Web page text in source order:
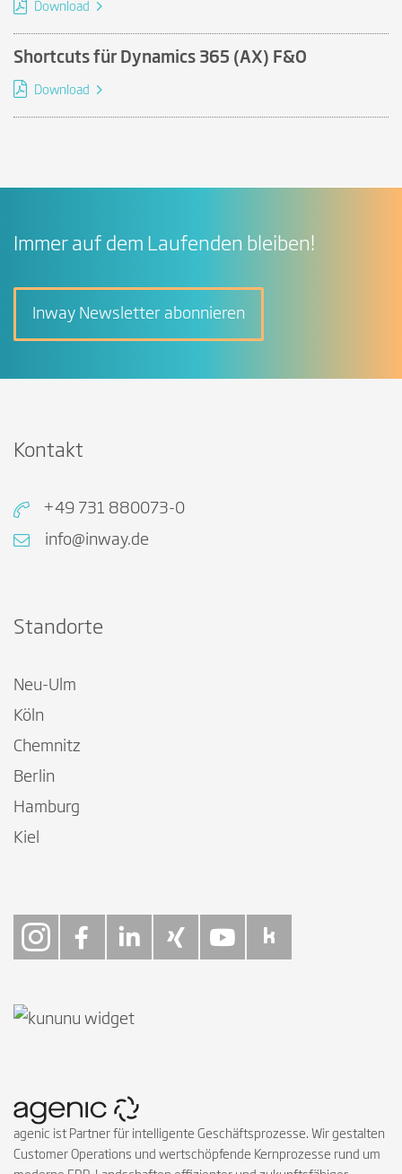
Download
Shortcuts für Dynamics 365 (AX) F&O
Download
Immer auf dem Laufenden bleiben!
Inway Newsletter abonnieren
Kontakt
+49 731 880073-0
info@inway.de
Standorte
Neu-Ulm
Köln
Chemnitz
Berlin
Hamburg
Kiel
agenic ist Partner für intelligente Geschäftsprozesse. Wir gestalten
Customer Operations und wertschöpfende Kernprozesse rund um